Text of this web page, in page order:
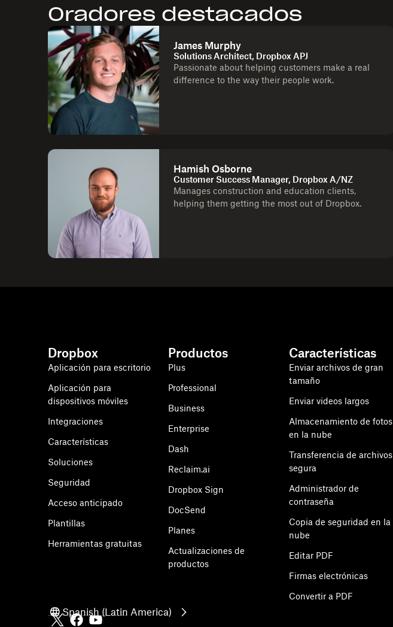
Oradores destacados
James Murphy
Solutions Architect, Dropbox APJ
Passionate about helping customers make a real
difference to the way their people work.
Hamish Osborne
Customer Success Manager, Dropbox A/NZ
Manages construction and education clients,
helping them getting the most out of Dropbox.
Dropbox
Aplicación para escritorio
Aplicación para
dispositivos móviles
Integraciones
Características
Soluciones
Seguridad
Acceso anticipado
Plantillas
Herramientas gratuitas
Productos
Plus
Professional
Business
Enterprise
Dash
Reclaim.ai
Dropbox Sign
DocSend
Planes
Actualizaciones de
productos
Características
Enviar archivos de gran
tamaño
Enviar videos largos
Almacenamiento de fotos
en la nube
Transferencia de archivos
segura
Administrador de
contraseña
Copia de seguridad en la
nube
Editar PDF
Firmas electrónicas
Convertir a PDF
Spanish (Latin America)